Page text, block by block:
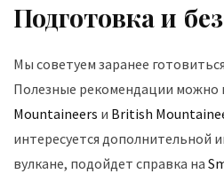
Подготовка и
Мы советуем заранее
Полезные рекомендации можно
Mountaineers и British
интересуется дополнительной
вулкане, подойдет справка на